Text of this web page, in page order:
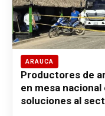
ARAUCA
Productores de
en mesa
soluciones al